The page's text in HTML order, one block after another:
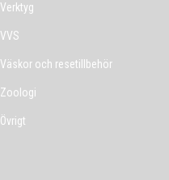
Verktyg
VVS
Väskor och resetillbehör
Zoologi
Övrigt